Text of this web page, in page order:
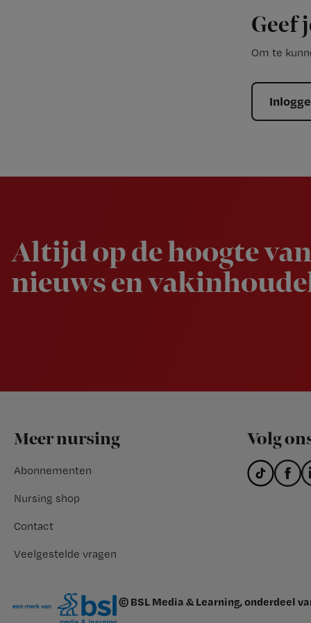
Geef
Om te
Altijd op de hoogte
nieuws en
Footer
Meer nursing
Abonnementen
Nursing shop
Contact
Veelgestelde vragen
Volg
© BSL Media & Learning, onderdeel